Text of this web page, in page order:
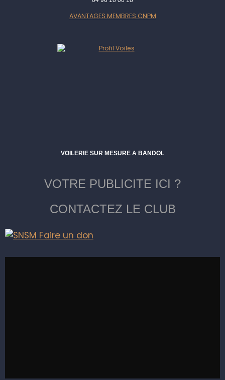
AVANTAGES MEMBRES CNPM
VOILERIE SUR MESURE A BANDOL
VOTRE PUBLICITE ICI ?
CONTACTEZ LE CLUB